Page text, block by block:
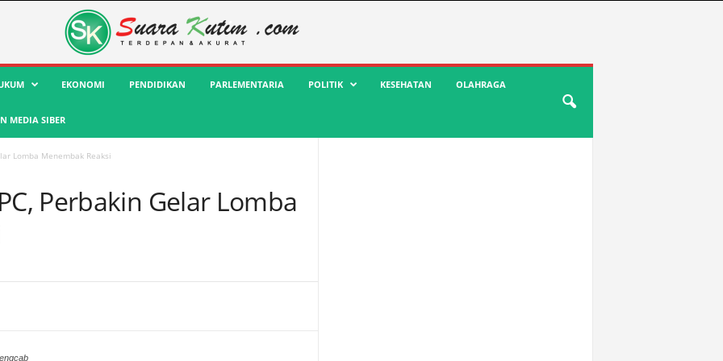
EKONOMI PENDIDIKAN PARLEMENTARIA POLITIK KESEHATAN OLAHRAGA
MEDIA SIBER
Lomba Menembak Reaksi
Perbakin Gelar Lomba